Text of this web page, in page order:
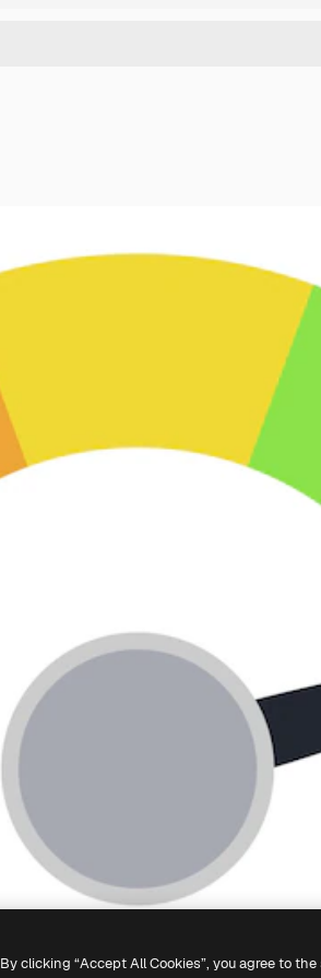
By clicking “Accept All Cookies”, you agree to